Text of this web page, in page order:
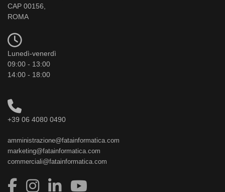
CAP 00156,
ROMA
Lunedì-venerdì
09:00 - 13:00
14:00 - 18:00
+39 06 4080 0490
amministrazione@fatainformatica.com
marketing@fatainformatica.com
commerciali@fatainformatica.com